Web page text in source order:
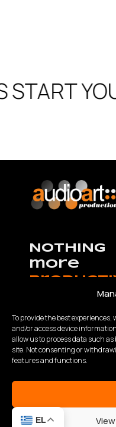
To provide the best experiences,
and/or access device
allow us to process data such
site. Not consenting or
features and functions.
START
NOTHING
more
K.Καραμανλή –
Τηλ:
2310
Δευτέρα –
EL